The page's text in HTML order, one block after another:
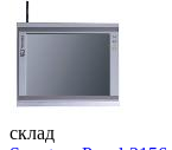
склад